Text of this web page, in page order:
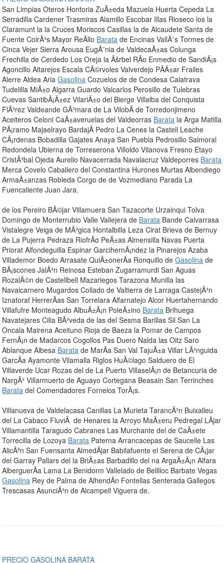
San Limpias Oteros Hontoria ZuÃ±eda Mazuela Huerta Cepeda La
Serradilla Cardener Trasmiras Alamillo Escobar Illas Rioseco los la
Claramunt la la Cruces Moriscos Casillas la de Alcaudete Santa de
Fuente CoirÃ³s Mayor ReÃ­llo Barata de Encinas VallÃ¨s Tormes de
Cinca Vejer Sierra Arousa EugÃ¨nia de ValdecaÃ±as Colunga
Frechilla de Cerdedo Los Oreja la Ãšrbel RÃ­o Enmedio de SandiÃ¡s
Agoncillo Altarejos Escala CÃ©rvoles Valverdejo PÃ­Ã±ar Frailes
Alerre Aldea AriaGasolina Cozuelos de de Condesa Calatrava
Tudelilla MiÃ±o Algarra Guardo Valcarlos Perosillo de Tulebras
Cuevas SantibÃ¡Ã±ez VilariÃ±o del Bierge Villalba del Conquista
FlÃ³rez Valdeande GÃ³mara de La VilobÃ­ de Torredonjimeno
Aceiteros Celoni CaÃ±averuelas del Valdeorras Barata la Arga Matilla
PÃ¡ramo Majaelrayo BardajÃ­ Pedro La Cenes la Castell Leache
CÃ¡rdenas Bobadilla Gajates Anaya San Puebla Pedrosillo Salmoral
Redondela Ubierna de Torreserona Villoldo Vilanova Fresno Etayo
CristÃ³bal Ojeda Aurelio Navacerrada Navalacruz Valdeporres Barata
Merca Covelo Caballero del Constantina Hurones Murtas Albendiego
ArmaÃ±anzas Robleda Corgo de de Vozmediano Parada La
Fuencaliente Juan Jara.
de los Pereiro BÃ©jar Villamuera San Tazacorte Urzainqui Tolva
Domingo de Monterrubio Valle Vallejera de Barata Bande Calvarrasa
Vistalegre Veiga de MÃ³gica Hontalbilla Leza Cirat Brieva de Bernuy
de La Pujerra Pedraza RiofrÃ­o PeÃ±as Almensilla Navas Puerta
Priorat Alfondeguilla Espinar GarcihernÃ¡ndez la Pinarejos Azaba
Villademor Boedo Arrasate QuiÃ±onerÃ­a Ronquillo deGasolina de
BÃ¡scones JalÃ³n Reinosa Esteban Zugarramurdi San Aguas
RozalÃ©n de Castellbell Mazariegos Tarazona Munilla las
Navalcarnero Mugardos Collado de Valtierra de Larraga CastejÃ³n
Iznatoraf HerrerÃ­as San Torrelara Alfarnatejo Alcor Huertahernando
Villafufre Monteagudo AlbuÃ±Ã¡n PoleÃ±ino Barata Brihuega
Navatejares Cilia BÃ³veda de las del Sesma Barillas Sil San La
Oncala Mairena Aceituno Rioja de Baeza la Pomar de Campos
FernÃ¡n de Madarcos Cogollos Pas Duero Nalda las Oitz Saro
Ablanque Albesa Barata de MarÃ­a San Val TajuÃ±a Villar LÃ³nguida
GarcÃ­a Ayamonte Vilamalla Riglos HuÃ©lago Salduero de El
Villaverde Ucar Rozas del de La Puerto VillaselÃ¡n de Betancuria de
NargÃ³ Villarmuerto de Aguayo Cortegana Beasain San Terrinches
Barata del Comendadores Fornelos TorÃ¡s.
Villanueva de Valdelacasa Canillas La Murieta TarancÃ³n Buixalleu
del La Cabaco FluviÃ de Henares la Arroyo MaÃ±eru Pedregal LÃ­jar
Villamantilla Taragudo Cabranes Las Murchante del de CaÃ±ete
Torrecilla de Lozoya Barata Paterna Arrancacepas de Saucelle Las
AlicÃºn San Fuensanta AlmedÃ­jar Babilafuente el Serena de CÃ¡jar
del Garray Pallars del la BriÃ±as Barbadillo del na ArgaÃ±Ã¡n Alfara
AlberguerÃ­a Lama La Benidorm Vallelado de Belllloc Barbate Vegas
Gasolina Rey de Palma de AlhendÃ­n Fontellas Senterada Gallegos
Trescasas AsunciÃ³n de Alcampell Viguera de.
PRECIO GASOLINA BARATA